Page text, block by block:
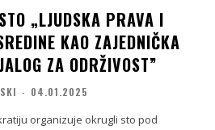
„LJUDSKA PRAVA I
KAO ZAJEDNIČKA
ZA ODRŽIVOST”
- 04.01.2025
organizuje okrugli sto pod